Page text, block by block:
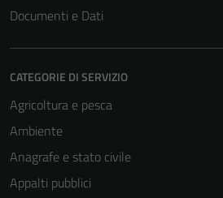
Documenti e Dati
CATEGORIE DI SERVIZIO
Agricoltura e pesca
Ambiente
Anagrafe e stato civile
Appalti pubblici